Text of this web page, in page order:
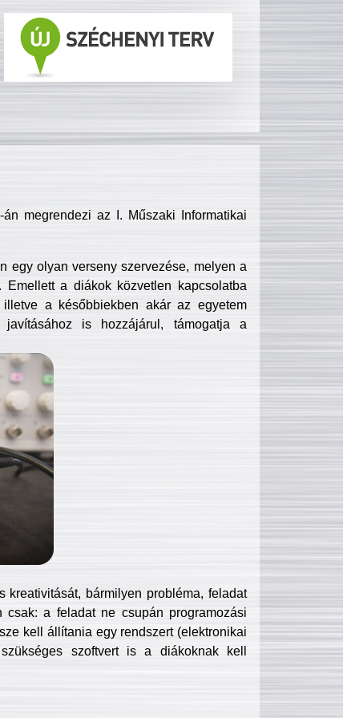
megrendezi az I. Műszaki Informatikai
egy olyan verseny szervezése, melyen a
Emellett a diákok közvetlen kapcsolatba
a későbbiekben akár az egyetem
is hozzájárul, támogatja a
bármilyen probléma, feladat
csak: a feladat ne csupán programozási
kell állítania egy rendszert (elektronikai
szoftvert is a diákoknak kell